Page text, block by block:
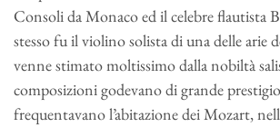
Consoli da Monaco ed il celebre flautista
stesso fu il violino solista di una delle arie
venne stimato moltissimo dalla nobiltà
composizioni godevano di grande
frequentavano l’abitazione dei Mozart,